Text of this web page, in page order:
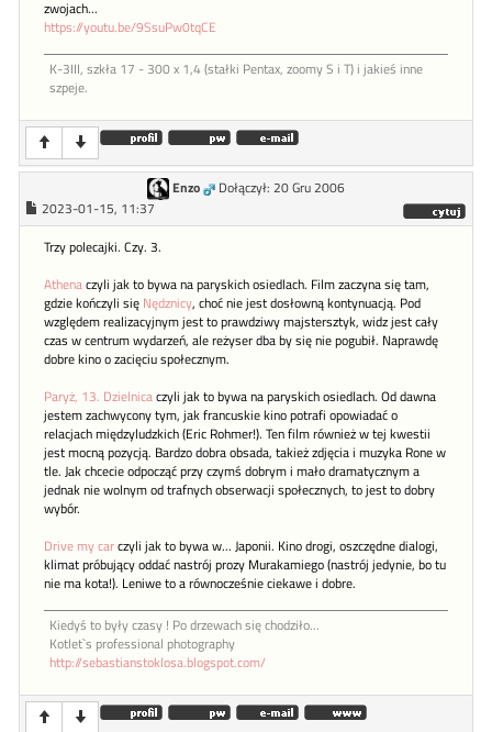
zwojach...
https://youtu.be/9SsuPw0tqCE
K-3III, szkła 17 - 300 x 1,4 (stałki Pentax, zoomy S i T) i jakieś inne
szpeje.
Enzo
Dołączył: 20 Gru 2006
2023-01-15, 11:37
Trzy polecajki. Czy. 3.
Athenaczyli jak to bywa na paryskich osiedlach. Film zaczyna się tam,
gdzie kończyli się Nędznicy, choć nie jest dosłowną kontynuacją. Pod
względem realizacyjnym jest to prawdziwy majstersztyk, widz jest cały
czas w centrum wydarzeń, ale reżyser dba by się nie pogubił. Naprawdę
dobre kino o zacięciu społecznym.
Paryż, 13. Dzielnicaczyli jak to bywa na paryskich osiedlach. Od dawna
jestem zachwycony tym, jak francuskie kino potrafi opowiadać o
relacjach międzyludzkich (Eric Rohmer!). Ten film również w tej kwestii
jest mocną pozycją. Bardzo dobra obsada, takież zdjęcia i muzyka Rone w
tle. Jak chcecie odpocząć przy czymś dobrym i mało dramatycznym a
jednak nie wolnym od trafnych obserwacji społecznych, to jest to dobry
wybór.
Drive my carczyli jak to bywa w... Japonii. Kino drogi, oszczędne dialogi,
klimat próbujący oddać nastrój prozy Murakamiego (nastrój jedynie, bo tu
nie ma kota!). Leniwe to a równocześnie ciekawe i dobre.
Kiedyś to były czasy ! Po drzewach się chodziło...
Kotlet`s professional photography
http://sebastianstoklosa.blogspot.com/